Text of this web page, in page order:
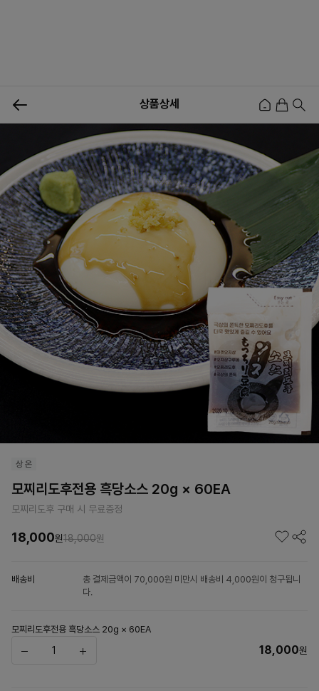
메뉴쇼핑사업자등업신청
상품상세
모찌리도후전용 흑당소스 20g × 60EA
모찌리도후 구매 시 무료증정
18,000원18,000원
배송비
총 결제금액이 70,000원 미만시 배송비 4,000원이 청구됩니
다.
모찌리도후전용 흑당소스 20g × 60EA
18,000원